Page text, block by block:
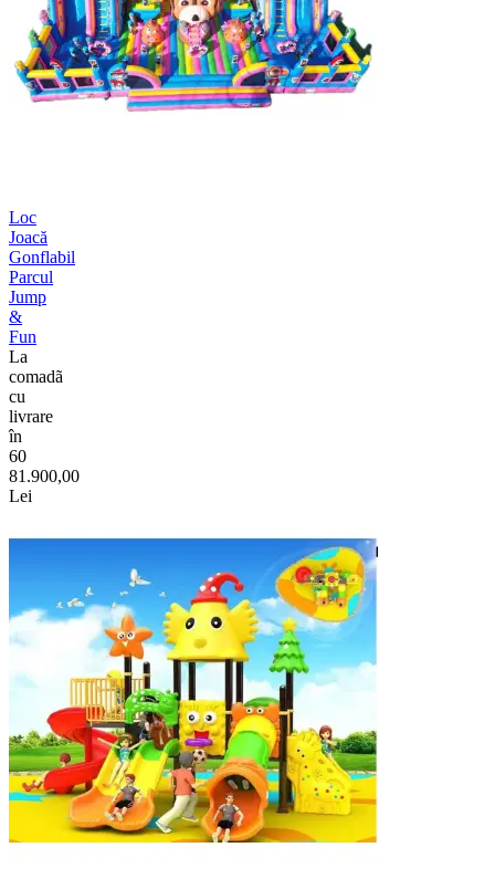
Loc
Joacă
Gonflabil
Parcul
Jump
&
Fun
La
comadã
cu
livrare
în
60
81.900,00
Lei